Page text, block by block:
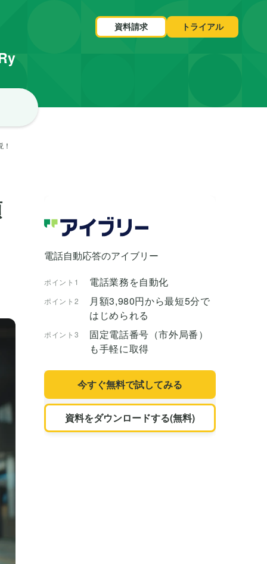
資料請求 トライアル
電話自動応答のアイブリー
ポイント1 電話業務を自動化
ポイント2
月額3,980円から最短5分で
はじめられる
ポイント3
固定電話番号（市外局番）
も手軽に取得
今すぐ無料で試してみる
資料をダウンロードする(無料)